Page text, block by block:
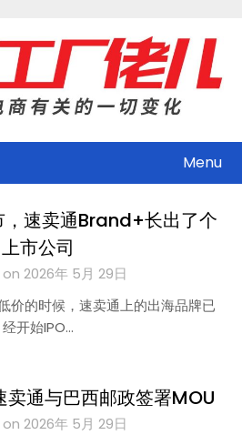
Menu
，速卖通Brand+长出了个
上市公司
2026年 5月 29日
价的时候，速卖通上的出海品牌已
经开始IPO…
卖通与巴西邮政签署MOU
2026年 5月 29日